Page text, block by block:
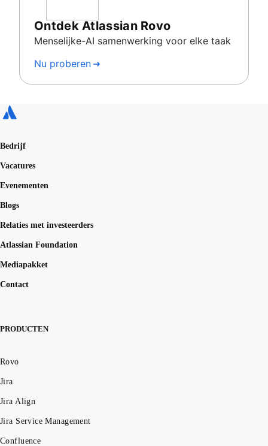
Ontdek Atlassian Rovo
Menselijke-AI samenwerking voor elke taak
Nu proberen
Bedrijf
Vacatures
Evenementen
Blogs
Relaties met investeerders
Atlassian Foundation
Mediapakket
Contact
PRODUCTEN
Rovo
Jira
Jira Align
Jira Service Management
Confluence